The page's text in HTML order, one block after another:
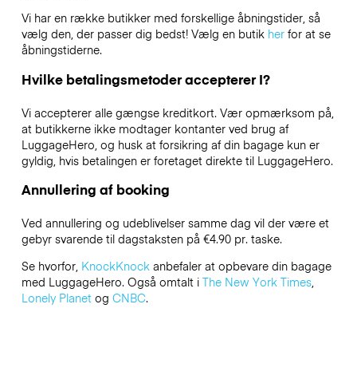
Vi har en række butikker med forskellige åbningstider, så
vælg den, der passer dig bedst! Vælg en butik herfor at se
åbningstiderne.
Hvilke betalingsmetoder accepterer I?
Vi accepterer alle gængse kreditkort. Vær opmærksom på,
at butikkerne ikke modtager kontanter ved brug af
LuggageHero, og husk at forsikring af din bagage kun er
gyldig, hvis betalingen er foretaget direkte til LuggageHero.
Annullering af booking
Ved annullering og udeblivelser samme dag vil der være et
gebyr svarende til dagstaksten på €4.90 pr. taske.
Se hvorfor, KnockKnockanbefaler at opbevare din bagage
med LuggageHero. Også omtalt i The New York Times,
Lonely Planetog CNBC.